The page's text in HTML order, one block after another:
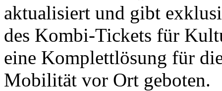
aktualisiert und gibt
des Kombi-Tickets für
eine Komplettlösung für
Mobilität vor Ort geboten.